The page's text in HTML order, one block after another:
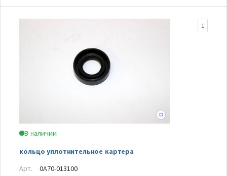
В наличии
кольцо уплотнительное картера
1
Арт.
0A70-013100